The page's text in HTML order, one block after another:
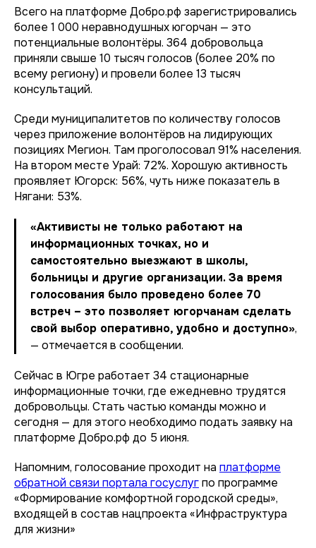
Всего на платформе Добро.рф зарегистрировались
более 1 000 неравнодушных югорчан — это
потенциальные волонтёры. 364 добровольца
приняли свыше 10 тысяч голосов (более 20% по
всему региону) и провели более 13 тысяч
консультаций.
Среди муниципалитетов по количеству голосов
через приложение волонтёров на лидирующих
позициях Мегион. Там проголосовал 91% населения.
На втором месте Урай: 72%. Хорошую активность
проявляет Югорск: 56%, чуть ниже показатель в
Нягани: 53%.
«Активисты не только работают на
информационных точках, но и
самостоятельно выезжают в школы,
больницы и другие организации. За время
голосования было проведено более 70
встреч – это позволяет югорчанам сделать
свой выбор оперативно, удобно и доступно»,
— отмечается в сообщении.
Сейчас в Югре работает 34 стационарные
информационные точки, где ежедневно трудятся
добровольцы. Стать частью команды можно и
сегодня — для этого необходимо подать заявку на
платформе Добро.рф до 5 июня.
Напомним, голосование проходит на платформе
обратной связи портала госуслугпо программе
«Формирование комфортной городской среды»,
входящей в состав нацпроекта «Инфраструктура
для жизни»